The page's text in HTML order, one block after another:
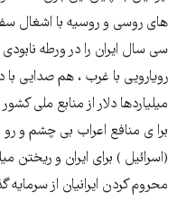
های روسی و روسیه با اشغال
سی سال ایران را در ورطه
رویارویی با غرب ، هم صدایی با
میلیاردها دلار از منابع ملی
برا ی منافع اعراب بی چشم و
(اسرائیل ) برای ایران و ریختن
محروم کردن ایرانیان از